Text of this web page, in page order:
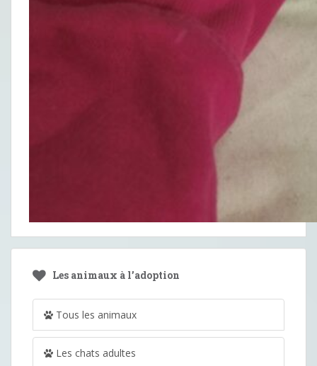
Les animaux à l’adoption
Tous les animaux
Les chats adultes